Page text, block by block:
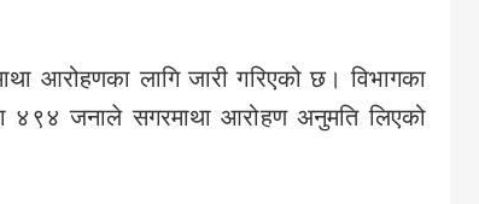
आरोहणका लागि जारी गरिएको छ। विभागका
४९४ जनाले सगरमाथा आरोहण अनुमति लिएको